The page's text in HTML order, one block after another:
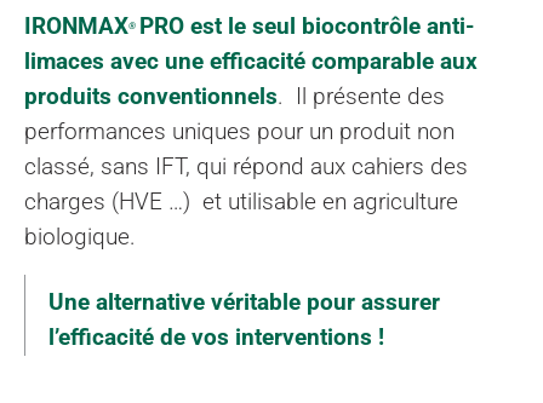
IRONMAX® PRO est le seul biocontrôle anti-
limaces avec une efficacité comparable aux
produits conventionnels. Il présente des
performances uniques pour un produit non
classé, sans IFT, qui répond aux cahiers des
charges (HVE …) et utilisable en agriculture
biologique.
Une alternative véritable pour assurer
l’efficacité de vos interventions !